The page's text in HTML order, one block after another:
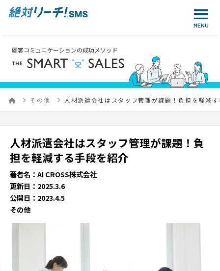
顧客コミュニケーションの成功メソッド
その他 人材派遣会社はスタッフ管理が課題！負担を軽減
人材派遣会社はスタッフ管理が課題！負
担を軽減する手段を紹介
著者名：AI CROSS株式会社
更新日：2025.3.6
公開日：2023.4.5
その他